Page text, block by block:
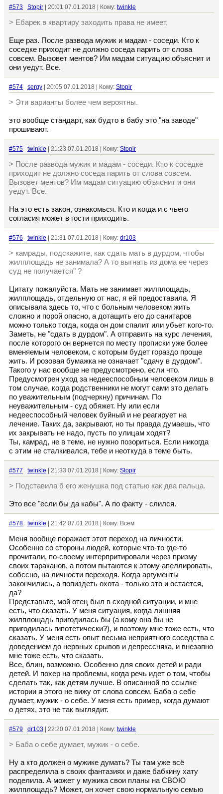
#573 Stopir | 20:01 07.01.2018 | Кому: twinkle
> Ебарек в квартиру заходить права не имеет,
Еще раз. После развода мужик и мадам - соседи. Кто к
соседке приходит не должно соседа парить от слова
совсем. Вызовет ментов? Им мадам ситуацию объяснит и
они уедут. Все.
#574 sergy | 20:05 07.01.2018 | Кому: Stopir
> Эти варианты более чем вероятны.
это вообще стандарт, как будто в бабу это "на заводе"
прошивают.
#575 twinkle | 21:23 07.01.2018 | Кому: Stopir
> После развода мужик и мадам - соседи. Кто к соседке
приходит не должно соседа парить от слова совсем.
Вызовет ментов? Им мадам ситуацию объяснит и они
уедут. Все.
На это есть закон, ознакомься. Кто и когда и с чьего
согласия может в гости приходить.
#576 twinkle | 21:31 07.01.2018 | Кому: dr103
> камрады, подскажите, как сдать мать в дурдом, чтобы
жилплощадь не занимала? А то выгнать из дома ее через
суд не получается" ?
Цитату пожалуйста. Мать не занимает жилплощадь,
жилплощадь, отдельную от нас, я ей предоставила. Я
описывала здесь то, что с больным человеком жить
сложно и порой опасно, а дотащить его до санитаров
можно только тогда, когда он дом спалит или убьет кого-то.
Заметь, не "сдать в дурдом". А отправить на курс лечения,
после которого он вернется по месту прописки уже более
вменяемым человеком, с которым будет гораздо проще
жить. И розовая бумажка не означает "сдачу в дурдом".
Такого у нас вообще не предусмотрено, если что.
Предусмотрен уход за недееспособным человеком лишь в
том случае, когда родственники не могут сами это делать
по уважительным (подчеркну) причинам. По
неуважительным - суд обяжет. Ну или если
недееспособный человек буйный и не реагирует на
лечение. Таких да, закрывают, но ты правда думаешь, что
их закрывать не надо, пусть по улицам ходят?
Ты, камрад, не в теме, не нужно позориться. Если никогда
с этим не сталкивался, тебе и неоткуда в теме быть.
#577 twinkle | 21:33 07.01.2018 | Кому: Stopir
> Подставила б его женушка под статью как два пальца.
Это все "если бы да кабы". А по факту - слился.
#578 twinkle | 21:42 07.01.2018 | Кому: Всем
Меня вообще поражает этот переход на личности.
Особенно со стороны людей, которые что-то где-то
прочитали, по-своему интерпритировали через призму
своих тараканов, а потом пытаются к этому апеллировать,
собссно, на личности переходя. Когда аргументы
закончились, а попиздеть охота - только это и остается,
да?
Представьте, мой отец был в сходной ситуации, и мне
есть, что сказать. У меня ситуация, когда лишняя
жилплощадь пригодилась бы (а кому она бы не
пригодилась гипотетически?), и поэтому мне тоже есть, что
сказать. У меня есть опыт весьма неприятного соседства с
доведением до нервных срывов и депрессняка, и внезапно
мне тоже есть, что сказать.
Все, блин, возможно. Особенно для своих детей и ради
детей. И похер на проблемы, когда речь идет о том, чтобы
сделать так, как детям лучше. В описанной по ссылке
истории я этого не вижу от слова совсем. Баба о себе
думает, мужик - о себе. У меня есть пример, когда думают
о детях, это не так выглядит.
#579 dr103 | 22:20 07.01.2018 | Кому: twinkle
> Баба о себе думает, мужик - о себе.
Ну а кто должен о мужике думать? Ты там уже всё
распределила в своих фантазиях и даже бабкину хату
поделила. А может у мужика свои планы на СВОЮ
жилплощадь? Может, он хочет свою нормальную семью